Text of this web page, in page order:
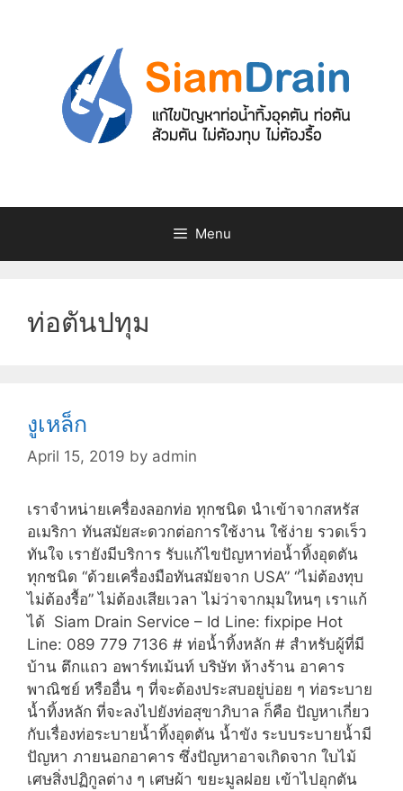
Menu
ท่อตันปทุม
งูเหล็ก
April 15, 2019 by admin
เราจำหน่ายเครื่องลอกท่อ ทุกชนิด นำเข้าจากสหรัส
อเมริกา ทันสมัยสะดวกต่อการใช้งาน ใช้ง่าย รวดเร็ว
ทันใจ เรายังมีบริการ รับแก้ไขปัญหาท่อน้ำทิ้งอุดตัน
ทุกชนิด “ด้วยเครื่องมือทันสมัยจาก USA” “ไม่ต้องทุบ
ไม่ต้องรื้อ” ไม่ต้องเสียเวลา ไม่ว่าจากมุมใหนๆ เราแก้
ได้ Siam Drain Service – Id Line: fixpipe Hot
Line: 089 779 7136 # ท่อน้ำทิ้งหลัก # สำหรับผู้ที่มี
บ้าน ตึกแถว อพาร์ทเม้นท์ บริษัท ห้างร้าน อาคาร
พาณิชย์ หรืออื่น ๆ ที่จะต้องประสบอยู่บ่อย ๆ ท่อระบาย
น้ำทิ้งหลัก ที่จะลงไปยังท่อสุขาภิบาล ก็คือ ปัญหาเกี่ยว
กับเรื่องท่อระบายน้ำทิ้งอุดตัน น้ำขัง ระบบระบายน้ำมี
ปัญหา ภายนอกอาคาร ซึ่งปัญหาอาจเกิดจาก ใบไม้
เศษสิ่งปฏิกูลต่าง ๆ เศษผ้า ขยะมูลฝอย เข้าไปอุกตัน